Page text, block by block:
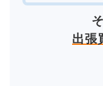
出張